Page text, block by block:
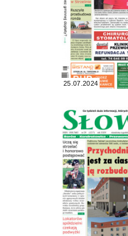
25.07.2024